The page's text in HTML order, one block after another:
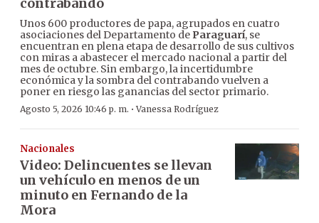
contrabando
Unos 600 productores de papa, agrupados en cuatro
asociaciones del Departamento de Paraguarí, se
encuentran en plena etapa de desarrollo de sus cultivos
con miras a abastecer el mercado nacional a partir del
mes de octubre. Sin embargo, la incertidumbre
económica y la sombra del contrabando vuelven a
poner en riesgo las ganancias del sector primario.
Agosto 5, 2026 10:46 p. m. ·Vanessa Rodríguez
Nacionales
Video: Delincuentes se llevan
un vehículo en menos de un
minuto en Fernando de la
Mora